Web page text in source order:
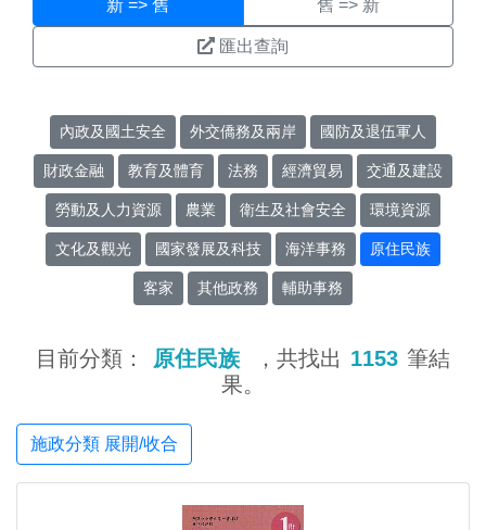
新 => 舊 舊 => 新
匯出查詢
內政及國土安全 外交僑務及兩岸 國防及退伍軍人
財政金融 教育及體育 法務 經濟貿易 交通及建設
勞動及人力資源 農業 衛生及社會安全 環境資源
文化及觀光 國家發展及科技 海洋事務 原住民族
客家 其他政務 輔助事務
目前分類： 原住民族 ，共找出 1153 筆結
果。
施政分類 展開/收合